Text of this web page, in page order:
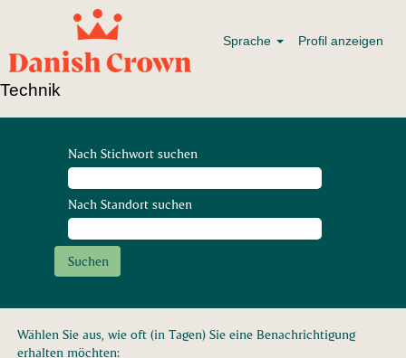
Sprache Profil anzeigen
Technik
Nach Stichwort suchen
Nach Standort suchen
Wählen Sie aus, wie oft (in Tagen) Sie eine Benachrichtigung
erhalten möchten: